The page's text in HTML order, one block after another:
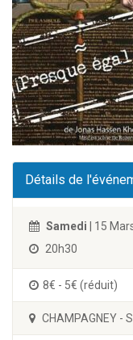
Détails de
Samedi | 15
20h30
8€ - 5€ (réduit)
CHAMPAGNEY -